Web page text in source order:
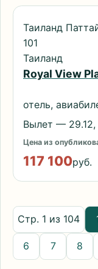
Таиланд
101
Таиланд
Royal View
отель,
Вылет — 29.12,
Цена из
117 100руб.
Стр. 1 из 104
6 7 8